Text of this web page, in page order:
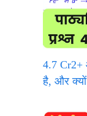
4.7
है, और